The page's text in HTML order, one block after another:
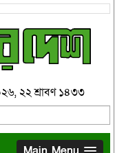
২২ শ্রাবণ ১৪৩৩